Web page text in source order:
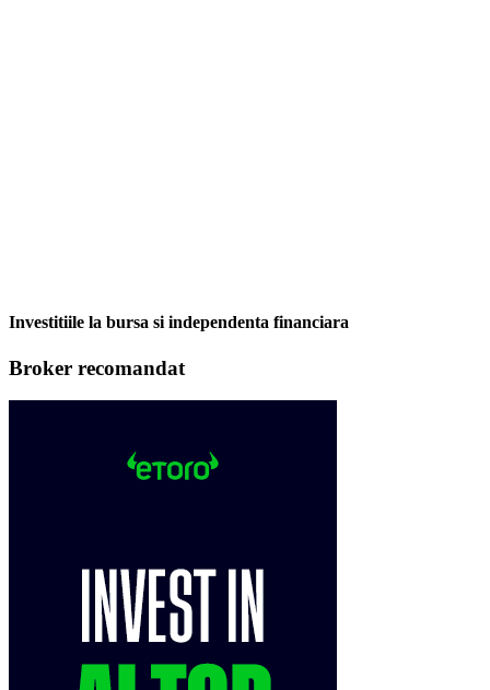
Investitiile la bursa si independenta financiara
Broker recomandat